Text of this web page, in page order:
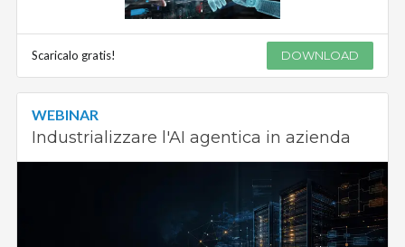
Scaricalo gratis! DOWNLOAD
WEBINAR
Industrializzare l'AI agentica in azienda